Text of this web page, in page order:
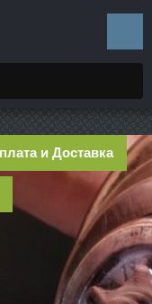
и Доставка